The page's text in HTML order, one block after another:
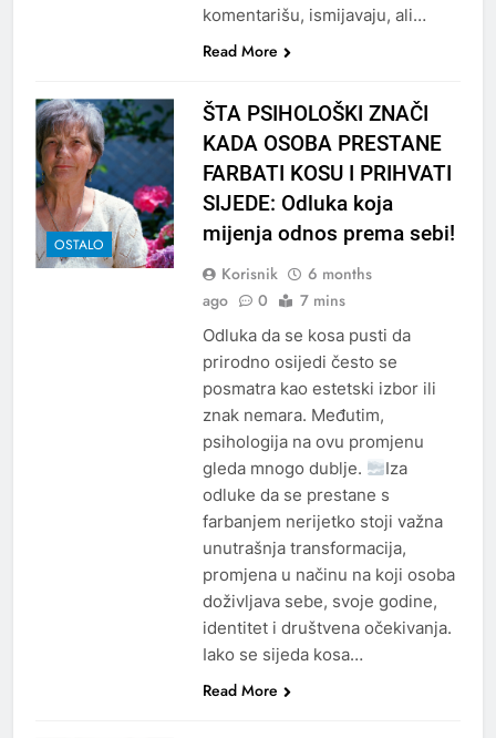
komentarišu, ismijavaju, ali…
Read More
OSTALO
ŠTA PSIHOLOŠKI ZNAČI
KADA OSOBA PRESTANE
FARBATI KOSU I PRIHVATI
SIJEDE: Odluka koja
mijenja odnos prema sebi!
Korisnik
6 months
ago
0 7 mins
Odluka da se kosa pusti da
prirodno osijedi često se
posmatra kao estetski izbor ili
znak nemara. Međutim,
psihologija na ovu promjenu
gleda mnogo dublje.
Iza
odluke da se prestane s
farbanjem nerijetko stoji važna
unutrašnja transformacija,
promjena u načinu na koji osoba
doživljava sebe, svoje godine,
identitet i društvena očekivanja.
Iako se sijeda kosa…
Read More